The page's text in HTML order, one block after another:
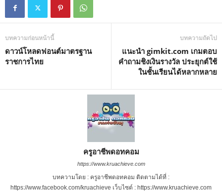
บทความก่อนหน้านี้
ดาวน์โหลดฟอนต์มาตรฐาน
ราชการไทย
บทความถัดไป
แนะนำ gimkit.com เกมตอบ
คำถามชิงเงินรางวัล ประยุกต์ใช้
ในชั้นเรียนได้หลากหลาย
ครูอาชีพดอทคอม
https://www.kruachieve.com
บทความโดย : ครูอาชีพดอทคอม ติดตามได้ที่ :
https://www.facebook.com/kruachieve เว็บไซต์ : https://www.kruachieve.com